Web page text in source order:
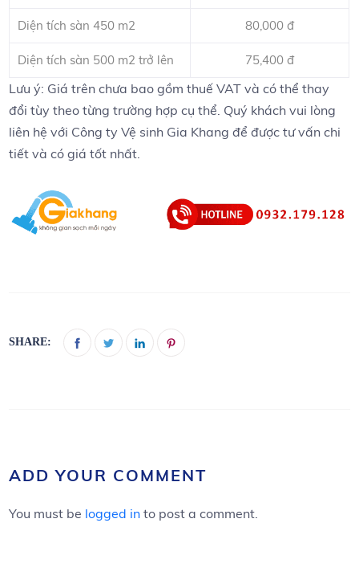
Diện tích sàn 450 m2 80,000 đ
Diện tích sàn 500 m2 trở lên 75,400 đ
Lưu ý: Giá trên chưa bao gồm thuế VAT và có thể thay
đổi tùy theo từng trường hợp cụ thể. Quý khách vui lòng
liên hệ với Công ty Vệ sinh Gia Khang để được tư vấn chi
tiết và có giá tốt nhất.
SHARE:
ADD YOUR COMMENT
You must be logged in to post a comment.